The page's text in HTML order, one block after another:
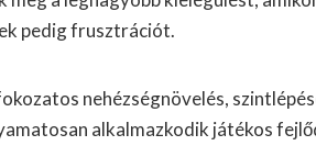
pedig frusztrációt.
nehézségnövelés,
alkalmazkodik játékos